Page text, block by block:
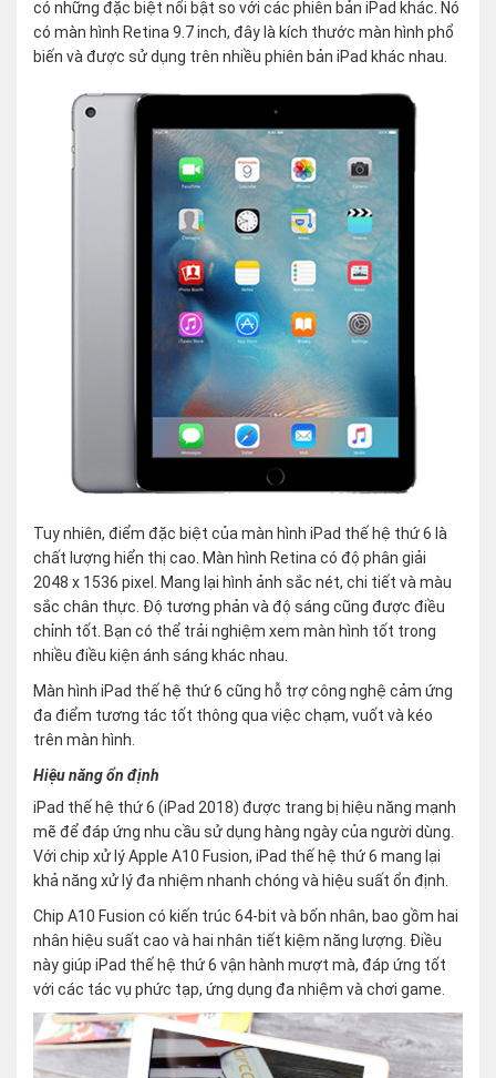
có những đặc biệt nổi bật so với các phiên bản iPad khác. Nó
có màn hình Retina 9.7 inch, đây là kích thước màn hình phổ
biến và được sử dụng trên nhiều phiên bản iPad khác nhau.
Tuy nhiên, điểm đặc biệt của màn hình iPad thế hệ thứ 6 là
chất lượng hiển thị cao. Màn hình Retina có độ phân giải
2048 x 1536 pixel. Mang lại hình ảnh sắc nét, chi tiết và màu
sắc chân thực. Độ tương phản và độ sáng cũng được điều
chỉnh tốt. Bạn có thể trải nghiệm xem màn hình tốt trong
nhiều điều kiện ánh sáng khác nhau.
Màn hình iPad thế hệ thứ 6 cũng hỗ trợ công nghệ cảm ứng
đa điểm tương tác tốt thông qua việc chạm, vuốt và kéo
trên màn hình.
Hiệu năng ổn định
iPad thế hệ thứ 6 (iPad 2018) được trang bị hiệu năng mạnh
mẽ để đáp ứng nhu cầu sử dụng hàng ngày của người dùng.
Với chip xử lý Apple A10 Fusion, iPad thế hệ thứ 6 mang lại
khả năng xử lý đa nhiệm nhanh chóng và hiệu suất ổn định.
Chip A10 Fusion có kiến trúc 64-bit và bốn nhân, bao gồm hai
nhân hiệu suất cao và hai nhân tiết kiệm năng lượng. Điều
này giúp iPad thế hệ thứ 6 vận hành mượt mà, đáp ứng tốt
với các tác vụ phức tạp, ứng dụng đa nhiệm và chơi game.